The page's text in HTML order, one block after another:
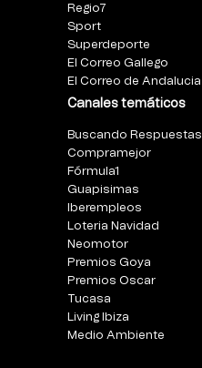
Regio7
Sport
Superdeporte
El Correo Gallego
El Correo de Andalucia
Canales temáticos
Buscando Respuestas
Compramejor
Fórmula1
Guapisimas
Iberempleos
Loteria Navidad
Neomotor
Premios Goya
Premios Oscar
Tucasa
Living Ibiza
Medio Ambiente